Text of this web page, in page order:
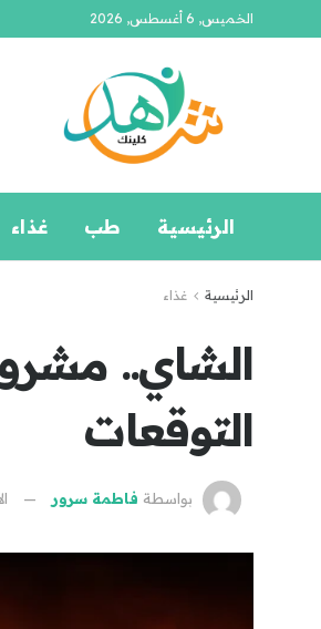
الخميس, 6 أغسطس, 2026
الرئيسية طب غذاء
الرئيسية غذاء
الشاي..
التوقعات
بواسطة فاطمة سرور